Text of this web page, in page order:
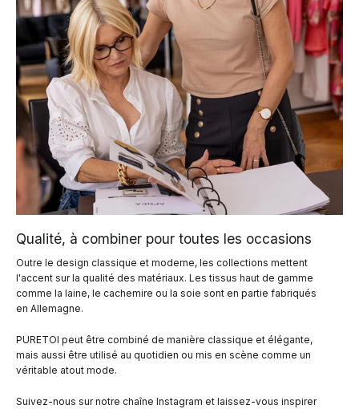
Qualité, à combiner pour toutes les occasions
Outre le design classique et moderne, les collections mettent
l'accent sur la qualité des matériaux. Les tissus haut de gamme
comme la laine, le cachemire ou la soie sont en partie fabriqués
en Allemagne.
PURETOI peut être combiné de manière classique et élégante,
mais aussi être utilisé au quotidien ou mis en scène comme un
véritable atout mode.
Suivez-nous sur notre chaîne Instagram et laissez-vous inspirer